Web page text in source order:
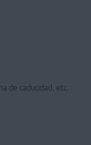
de caducidad, etc.